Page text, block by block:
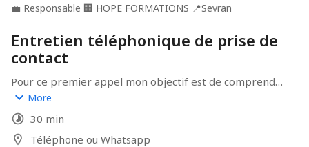
💼 Responsable 🏢 HOPE FORMATIONS 📍Sevran
Entretien téléphonique de prise de
contact
Pour ce premier appel mon objectif est de comprendre
votre parcours et voir comment je peux vous aider
More
30 min
Téléphone ou Whatsapp